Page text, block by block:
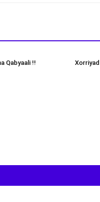
Qabyaali !!